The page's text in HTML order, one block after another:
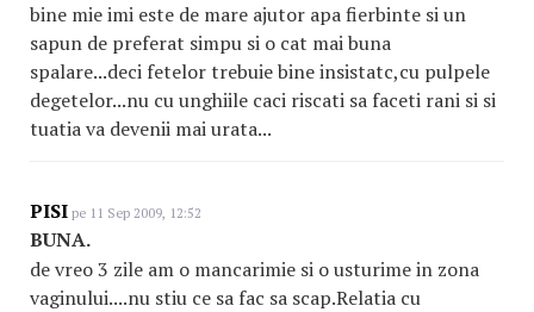
bine mie imi este de mare ajutor apa fierbinte si un
sapun de preferat simpu si o cat mai buna
spalare...deci fetelor trebuie bine insistatc,cu pulpele
degetelor...nu cu unghiile caci riscati sa faceti rani si si
tuatia va devenii mai urata...
PISI pe 11 Sep 2009, 12:52
BUNA.
de vreo 3 zile am o mancarimie si o usturime in zona
vaginului....nu stiu ce sa fac sa scap.Relatia cu